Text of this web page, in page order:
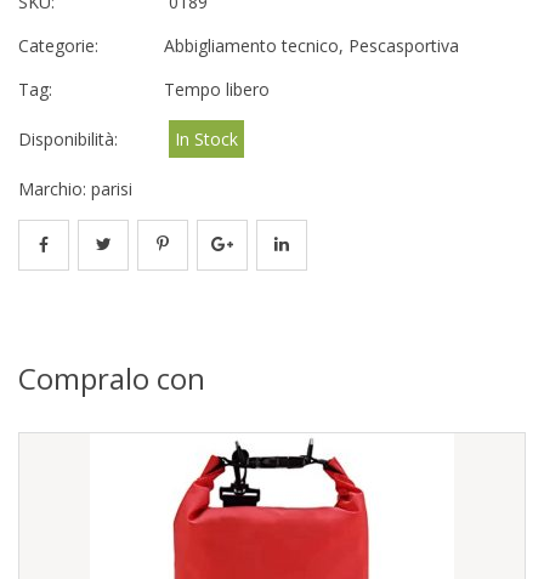
Categorie:
Abbigliamento tecnico, Pescasportiva
Tag:
Tempo libero
Disponibilità: In Stock
Marchio: parisi
Compralo con